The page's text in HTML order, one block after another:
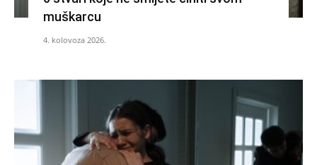
muškarcu
4. kolovoza 2026.